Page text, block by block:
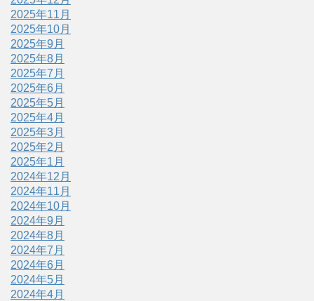
2025年11月
2025年10月
2025年9月
2025年8月
2025年7月
2025年6月
2025年5月
2025年4月
2025年3月
2025年2月
2025年1月
2024年12月
2024年11月
2024年10月
2024年9月
2024年8月
2024年7月
2024年6月
2024年5月
2024年4月